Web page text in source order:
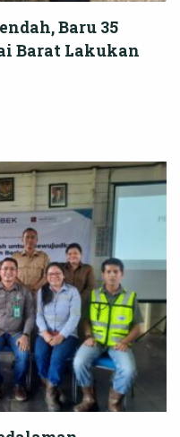
Baru 35
Barat Lakukan